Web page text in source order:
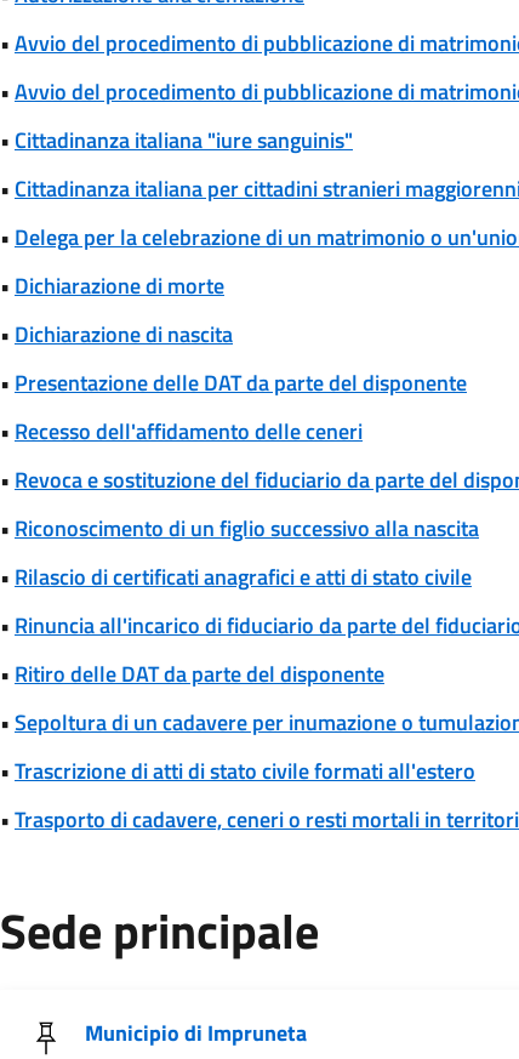
•Avvio del procedimento di pubblicazione di
•Avvio del procedimento di pubblicazione di
• Cittadinanza italiana "iure sanguinis"
• Cittadinanza italiana per cittadini stranieri
• Delega per la celebrazione di un matrimonio o
• Dichiarazione di morte
• Dichiarazione di nascita
• Presentazione delle DAT da parte del disponente
• Recesso dell'affidamento delle ceneri
• Revoca e sostituzione del fiduciario da parte del
• Riconoscimento di un figlio successivo alla nascita
• Rilascio di certificati anagrafici e atti di stato civile
• Rinuncia all'incarico di fiduciario da parte del
• Ritiro delle DAT da parte del disponente
•Sepoltura di un cadavere per inumazione o
•Trascrizione di atti di stato civile formati all'estero
•Trasporto di cadavere, ceneri o resti mortali in
Sede principale
Municipio di Impruneta